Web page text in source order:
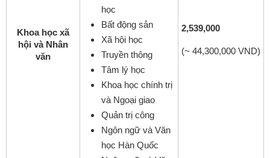
Khoa học xã
hội và Nhân
văn
học
Bất động sản
Xã hội học
Truyền thông
Tâm lý học
Khoa học chính trị
và Ngoại giao
Quản trị công
Ngôn ngữ và Văn
học Hàn Quốc
2,539,000
(~ 44,300,000 VND)